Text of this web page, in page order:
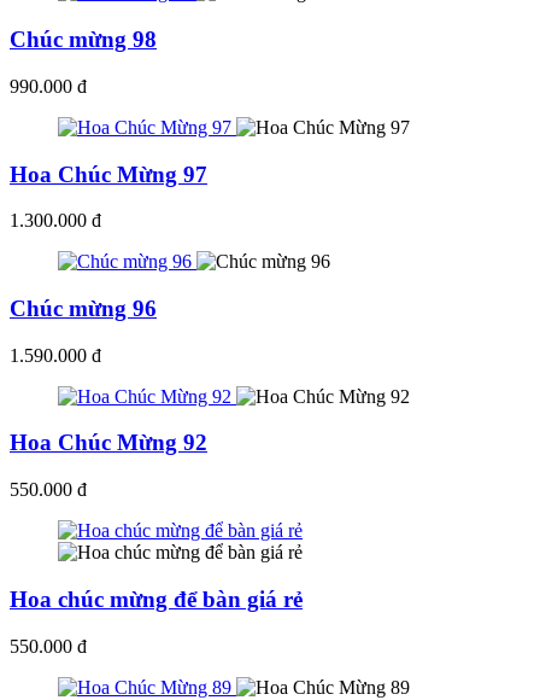
Chúc mừng 98
990.000 đ
Hoa Chúc Mừng 97
1.300.000 đ
Chúc mừng 96
1.590.000 đ
Hoa Chúc Mừng 92
550.000 đ
Hoa chúc mừng để bàn giá rẻ
550.000 đ